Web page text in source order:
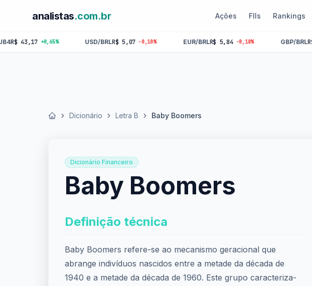
analistas.com.br Ações FIIs Rankings
+0,65% USD/BRLR$ 5,07 -0,10% EUR/BRLR$ 5,84 -0,18% GBP/BRLR$ 6,81
Início Dicionário Letra B Baby Boomers
Dicionário Financeiro
Baby Boomers
Definição técnica
Baby Boomers refere-se ao mecanismo geracional que
abrange indivíduos nascidos entre a metade da década de
1940 e a metade da década de 1960. Este grupo caracteriza-